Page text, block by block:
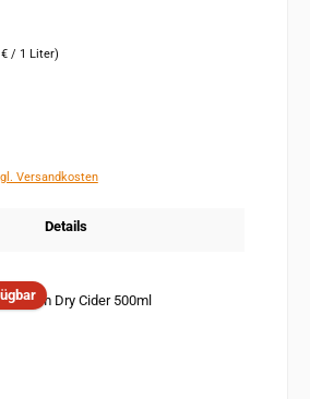
€ / 1 Liter)
Versandkosten
Details